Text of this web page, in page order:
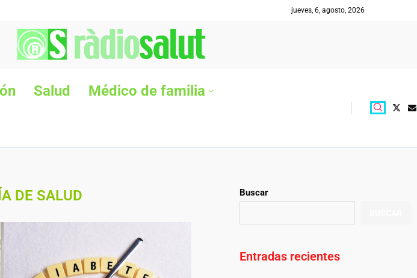
jueves, 6, agosto, 2026
Salud
Médico de familia
DE SALUD Buscar
Entradas recientes